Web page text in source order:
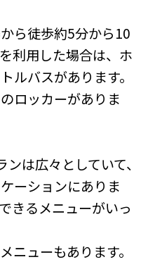
ら徒歩約5分から10
利用した場合は、ホ
ルバスがあります。
ロッカーがありま
は広々としていて、
ーションにありま
きるメニューがいっ
ニューもあります。